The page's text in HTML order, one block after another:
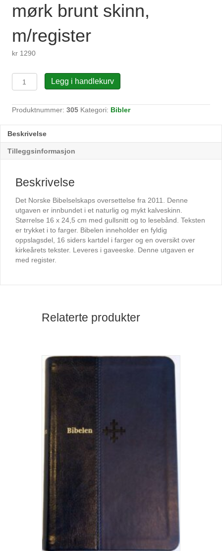
mørk brunt skinn,
m/register
kr 1290
Bibel2011,
stor
i
brunt
skinn,
m/register
antall
Legg i handlekurv
Produktnummer: 305 Kategori: Bibler
Beskrivelse
Tilleggsinformasjon
Beskrivelse
Det Norske Bibelselskaps oversettelse fra 2011. Denne
utgaven er innbundet i et naturlig og mykt kalveskinn.
Størrelse 16 x 24,5 cm med gullsnitt og to lesebånd. Teksten
er trykket i to farger. Bibelen inneholder en fyldig
oppslagsdel, 16 siders kartdel i farger og en oversikt over
kirkeårets tekster. Leveres i gaveeske. Denne utgaven er
med register.
Relaterte produkter